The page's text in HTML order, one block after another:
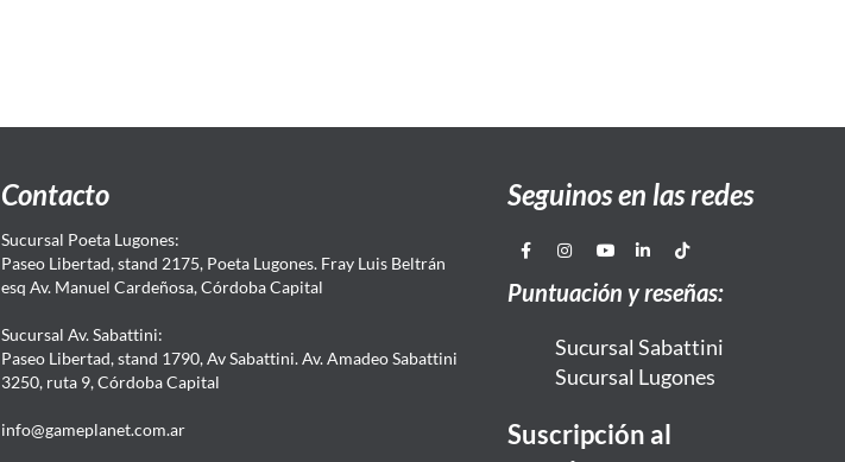
Contacto
Sucursal Poeta Lugones:
Paseo Libertad, stand 2175, Poeta Lugones. Fray Luis Beltrán
esq Av. Manuel Cardeñosa, Córdoba Capital
Sucursal Av. Sabattini:
Paseo Libertad, stand 1790, Av Sabattini. Av. Amadeo Sabattini
3250, ruta 9, Córdoba Capital
info@gameplanet.com.ar
Seguinos en las redes
Puntuación y reseñas:
Sucursal Sabattini
Sucursal Lugones
Suscripción al